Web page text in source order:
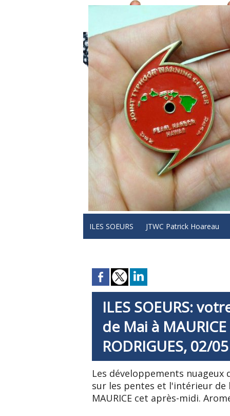
ILES SOEURS JTWC Patrick Hoareau
ILES SOEURS:
de Mai à
RODRIGUES, 02/
Les développements
sur les pentes et l'intérieur de
MAURICE cet après-midi.